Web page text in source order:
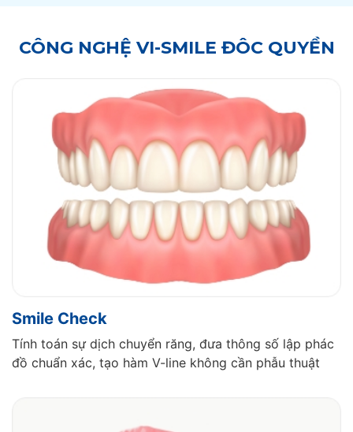
CÔNG NGHỆ VI-SMILE ĐÔC QUYỀN
Smile Check
Tính toán sự dịch chuyển răng, đưa thông số lập phác
đồ chuẩn xác, tạo hàm V-line không cần phẫu thuật